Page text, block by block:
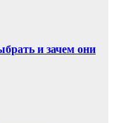
и зачем они